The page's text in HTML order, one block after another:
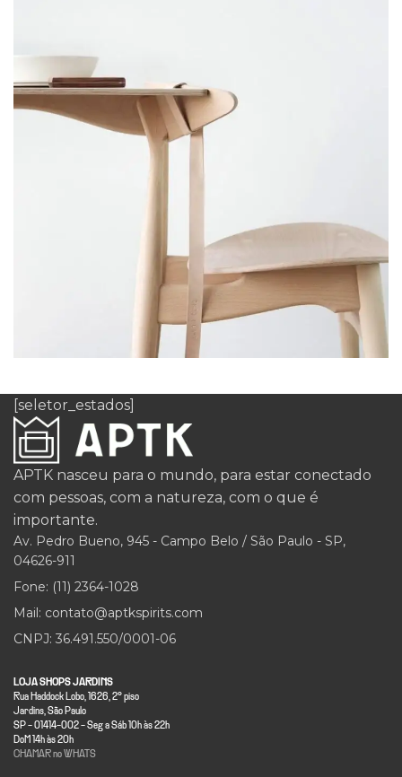
Furniture
A lacus bibendum pulvinar
[seletor_estados]
APTK nasceu para o mundo, para estar conectado
com pessoas, com a natureza, com o que é
importante.
Av. Pedro Bueno, 945 - Campo Belo / São Paulo - SP,
04626-911
Fone: (11) 2364-1028
Mail: contato@aptkspirits.com
CNPJ: 36.491.550/0001-06
LOJA SHOPS JARDINS
Rua Haddock Lobo, 1626, 2° piso
Jardins, São Paulo
SP - 01414-002 - Seg a Sáb 10h às 22h
DoM 14h às 20h
CHAMAR no WHATS